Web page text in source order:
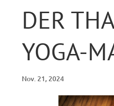
DER
YOGA-
Nov. 21, 2024